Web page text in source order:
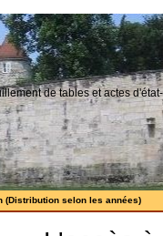
de tables et actes
(Distribution selon les années)